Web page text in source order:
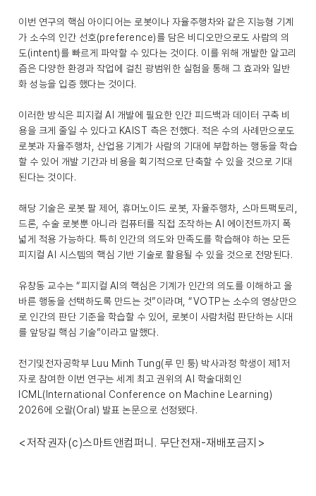
이번 연구의 핵심 아이디어는 로봇이나 자율주행차와 같은 지능형 기계
가 소수의 인간 선호(preference)를 담은 비디오만으로도 사람의 의
도(intent)를 빠르게 파악할 수 있다는 것이다. 이를 위해 개발한 알고리
즘은 다양한 환경과 작업에 걸친 광범위한 실험을 통해 그 효과와 일반
화 성능을 입증 했다는 것이다.
이러한 방식은 피지컬 AI 개발에 필요한 인간 피드백과 데이터 구축 비
용을 크게 줄일 수 있다고 KAIST 측은 전했다. 적은 수의 사례만으로도
로봇과 자율주행차, 산업용 기계가 사람의 기대에 부합하는 행동을 학습
할 수 있어 개발 기간과 비용을 획기적으로 단축할 수 있을 것으로 기대
된다는 것이다.
해당 기술은 로봇 팔 제어, 휴머노이드 로봇, 자율주행차, 스마트팩토리,
드론, 수술 로봇뿐 아니라 컴퓨터를 직접 조작하는 AI 에이전트까지 폭
넓게 적용 가능하다. 특히 인간의 의도와 만족도를 학습해야 하는 모든
피지컬 AI 시스템의 핵심 기반 기술로 활용될 수 있을 것으로 전망된다.
유창동 교수는 “피지컬 AI의 핵심은 기계가 인간의 의도를 이해하고 올
바른 행동을 선택하도록 만드는 것”이라며, “VOTP는 소수의 영상만으
로 인간의 판단 기준을 학습할 수 있어, 로봇이 사람처럼 판단하는 시대
를 앞당길 핵심 기술”이라고 말했다.
전기및전자공학부 Luu Minh Tung(루 민 퉁) 박사과정 학생이 제1저
자로 참여한 이번 연구는 세계 최고 권위의 AI 학술대회인
ICML(International Conference on Machine Learning)
2026에 오랄(Oral) 발표 논문으로 선정됐다.
<저작권자(c)스마트앤컴퍼니. 무단전재-재배포금지>